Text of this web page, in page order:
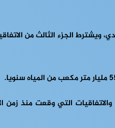
التي وقعت منذ زمن